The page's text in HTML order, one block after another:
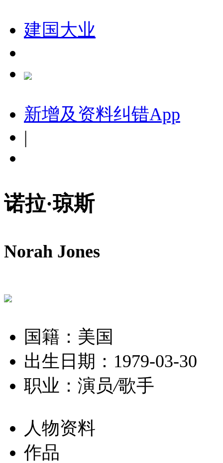
建国大业
新增及资料纠错App
|
诺拉·琼斯
Norah Jones
国籍：美国
出生日期：1979-03-30
职业：演员/歌手
人物资料
作品